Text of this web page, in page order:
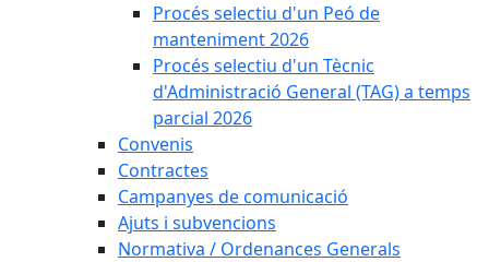
Procés selectiu d'un Peó de
manteniment 2026
Procés selectiu d'un Tècnic
d'Administració General (TAG) a temps
parcial 2026
Convenis
Contractes
Campanyes de comunicació
Ajuts i subvencions
Normativa / Ordenances Generals